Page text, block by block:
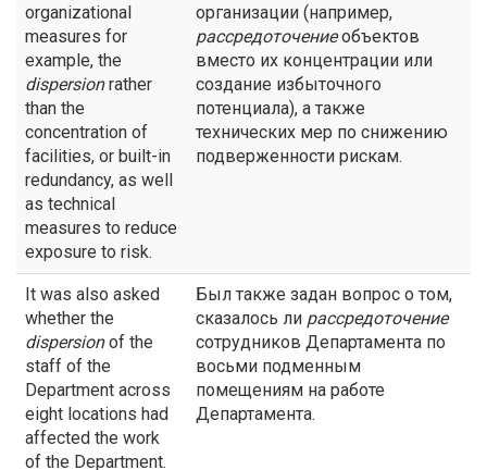
organizational
measures for
example, the
dispersionrather
than the
concentration of
facilities, or built-in
redundancy, as well
as technical
measures to reduce
exposure to risk.
организации (например,
рассредоточениеобъектов
вместо их концентрации или
создание избыточного
потенциала), а также
технических мер по снижению
подверженности рискам.
It was also asked
whether the
dispersionof the
staff of the
Department across
eight locations had
affected the work
of the Department.
Был также задан вопрос о том,
сказалось ли рассредоточение
сотрудников Департамента по
восьми подменным
помещениям на работе
Департамента.